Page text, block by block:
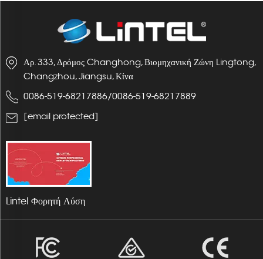
Αρ. 333, Δρόμος Changhong, Βιομηχανική Ζώνη Lingtong,
Changzhou, Jiangsu, Κίνα
0086-519-68217886/0086-519-68217889
[email protected]
Lintel Φορητή Λύση